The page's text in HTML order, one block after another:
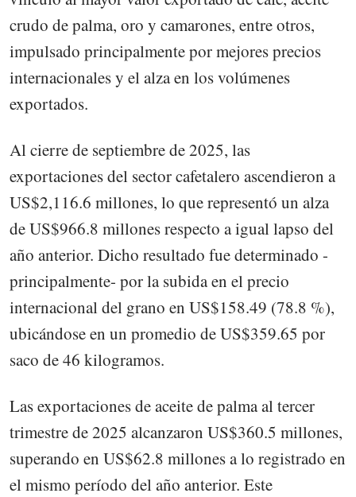
crudo de palma, oro y camarones, entre otros,
impulsado principalmente por mejores precios
internacionales y el alza en los volúmenes
exportados.
Al cierre de septiembre de 2025, las
exportaciones del sector cafetalero ascendieron a
US$2,116.6 millones, lo que representó un alza
de US$966.8 millones respecto a igual lapso del
año anterior. Dicho resultado fue determinado -
principalmente- por la subida en el precio
internacional del grano en US$158.49 (78.8 %),
ubicándose en un promedio de US$359.65 por
saco de 46 kilogramos.
Las exportaciones de aceite de palma al tercer
trimestre de 2025 alcanzaron US$360.5 millones,
superando en US$62.8 millones a lo registrado en
el mismo período del año anterior. Este